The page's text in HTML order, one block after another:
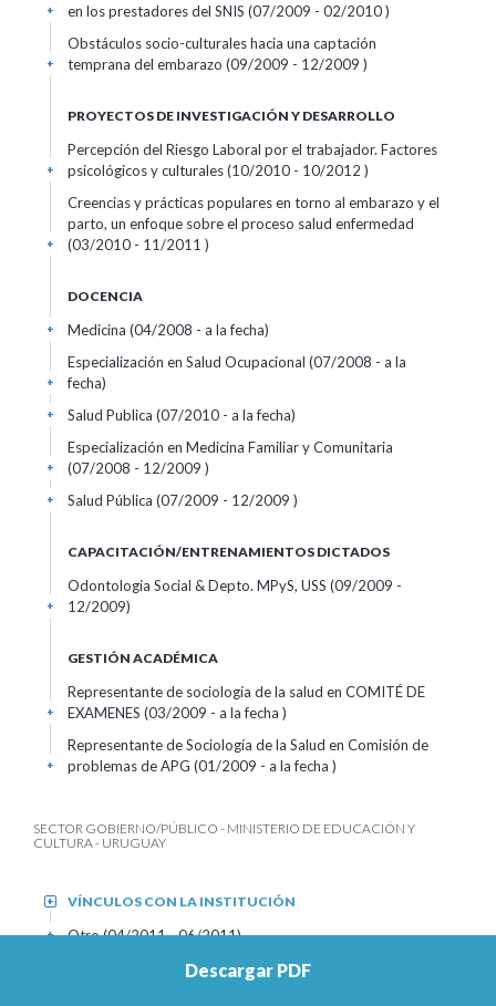
en los prestadores del SNIS (07/2009 - 02/2010 )
+
Obstáculos socio-culturales hacia una captación
temprana del embarazo (09/2009 - 12/2009 )
+
PROYECTOS DE INVESTIGACIÓN Y DESARROLLO
Percepción del Riesgo Laboral por el trabajador. Factores
psicológicos y culturales (10/2010 - 10/2012 )
+
Creencias y prácticas populares en torno al embarazo y el
parto, un enfoque sobre el proceso salud enfermedad
(03/2010 - 11/2011 )
+
DOCENCIA
Medicina (04/2008 - a la fecha)
+
Especialización en Salud Ocupacional (07/2008 - a la
fecha)
+
Salud Publica (07/2010 - a la fecha)
+
Especialización en Medicina Familiar y Comunitaria
(07/2008 - 12/2009 )
+
Salud Pública (07/2009 - 12/2009 )
+
CAPACITACIÓN/ENTRENAMIENTOS DICTADOS
Odontología Social & Depto. MPyS, USS (09/2009 -
12/2009)
+
GESTIÓN ACADÉMICA
Representante de sociología de la salud en COMITÉ DE
EXAMENES (03/2009 - a la fecha )
+
Representante de Sociología de la Salud en Comisión de
problemas de APG (01/2009 - a la fecha )
+
SECTOR GOBIERNO/PÚBLICO - MINISTERIO DE EDUCACIÓN Y
CULTURA - URUGUAY
VÍNCULOS CON LA INSTITUCIÓN
+
Otro (04/2011 - 06/2011)
+
Descargar PDF